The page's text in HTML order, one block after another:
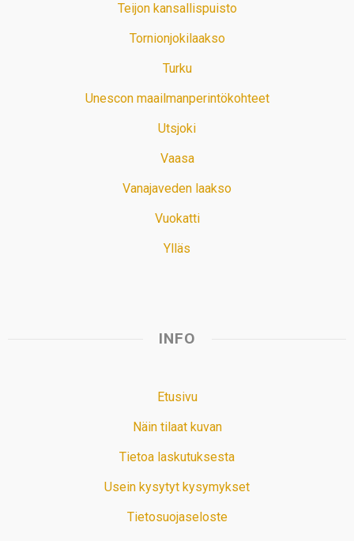
Teijon kansallispuisto
Tornionjokilaakso
Turku
Unescon maailmanperintökohteet
Utsjoki
Vaasa
Vanajaveden laakso
Vuokatti
Ylläs
INFO
Etusivu
Näin tilaat kuvan
Tietoa laskutuksesta
Usein kysytyt kysymykset
Tietosuojaseloste